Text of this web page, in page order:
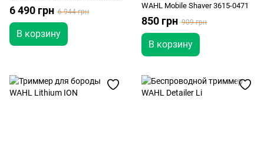
6 490 грн 6 944 грн
В корзину
WAHL Mobile Shaver 3615-0471
850 грн 909 грн
В корзину